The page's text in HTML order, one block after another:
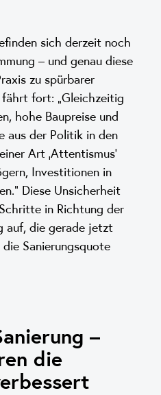
sich derzeit noch
– und genau diese
zu spürbarer
fort: „Gleichzeitig
hohe Baupreise und
aus der Politik in den
Art ‚Attentismus‘
Investitionen in
Diese Unsicherheit
in Richtung der
auf, die gerade jetzt
Sanierungsquote
–
die